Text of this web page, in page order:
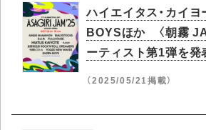
ハイエイタス・カイヨ
BOYSほか 〈朝霧
ーティスト第1弾を発
（2025/05/21掲載）